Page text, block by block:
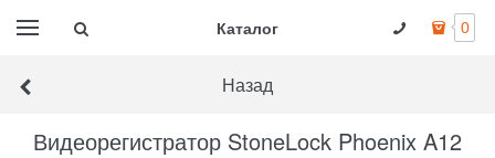
Каталог 0
Назад
Видеорегистратор StoneLock Phoenix A12